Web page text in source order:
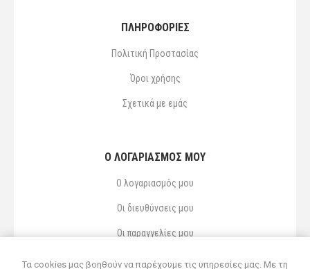
ΠΛΗΡΟΦΟΡΙΕΣ
Πολιτική Προστασίας
Όροι χρήσης
Σχετικά με εμάς
Ο ΛΟΓΑΡΙΑΣΜΌΣ ΜΟΥ
Ο λογαριασμός μου
Οι διευθύνσεις μου
Οι παραγγελίες μου
Τα cookies μας βοηθούν να παρέχουμε τις υπηρεσίες μας. Με τη